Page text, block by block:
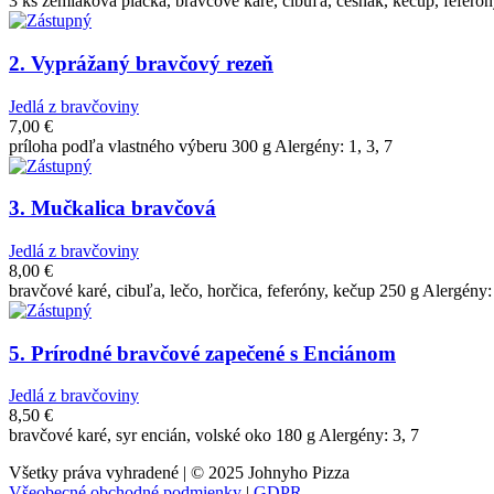
2. Vyprážaný bravčový rezeň
Jedlá z bravčoviny
7,00 €
príloha podľa vlastného výberu 300 g Alergény: 1, 3, 7
3. Mučkalica bravčová
Jedlá z bravčoviny
8,00 €
bravčové karé, cibuľa, lečo, horčica, feferóny, kečup 250 g
5. Prírodné bravčové zapečené s Enciánom
Jedlá z bravčoviny
8,50 €
bravčové karé, syr encián, volské oko 180 g Alergény: 3, 7
Všetky práva vyhradené | © 2025 Johnyho Pizza